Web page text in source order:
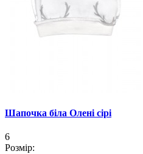
Шапочка біла Олені сірі
6
Розмір: